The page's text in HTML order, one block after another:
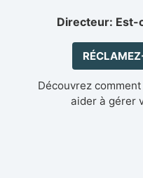
Directeur: Est-
Découvrez
aider à gérer